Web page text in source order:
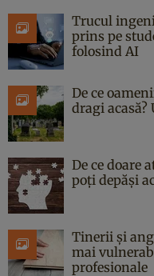
Trucul
prins pe
folosind AI
De ce
dragi acasă?
De ce doare
poți depăși
Tinerii și
mai
profesionale